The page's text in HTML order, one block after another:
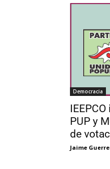
Democracia
PUP y
de
Jaime